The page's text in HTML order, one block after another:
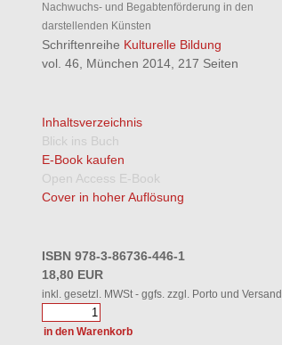
Nachwuchs- und Begabtenförderung in den
darstellenden Künsten
Schriftenreihe Kulturelle Bildung
vol. 46, München 2014, 217 Seiten
Inhaltsverzeichnis
Blick ins Buch
E-Book kaufen
Open Access E-Book
Cover in hoher Auflösung
ISBN 978-3-86736-446-1
18,80 EUR
inkl. gesetzl. MWSt - ggfs. zzgl. Porto und Versand